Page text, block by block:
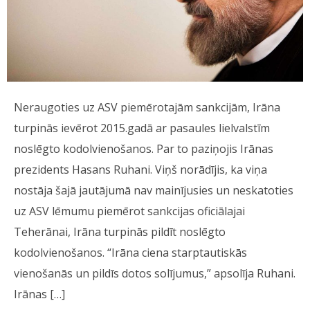
Neraugoties uz ASV piemērotajām sankcijām, Irāna
turpinās ievērot 2015.gadā ar pasaules lielvalstīm
noslēgto kodolvienošanos. Par to paziņojis Irānas
prezidents Hasans Ruhani. Viņš norādījis, ka viņa
nostāja šajā jautājumā nav mainījusies un neskatoties
uz ASV lēmumu piemērot sankcijas oficiālajai
Teherānai, Irāna turpinās pildīt noslēgto
kodolvienošanos. “Irāna ciena starptautiskās
vienošanās un pildīs dotos solījumus,” apsolīja Ruhani.
Irānas […]